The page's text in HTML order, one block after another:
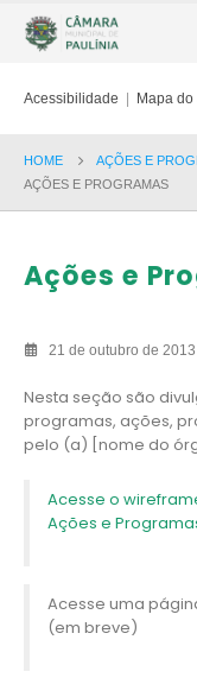
Acessibilidade | Mapa do
HOME AÇÕES E
AÇÕES E PROGRAMAS
Ações e
21 de outubro de 2013
Nesta seção são
programas, ações,
pelo (a) [nome do
Acesse o
Ações e
Acesse uma
(em breve)